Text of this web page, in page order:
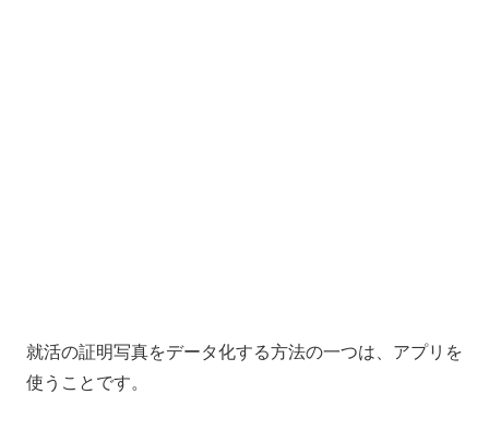
就活の証明写真をデータ化する方法の一つは、アプリを
使うことです。